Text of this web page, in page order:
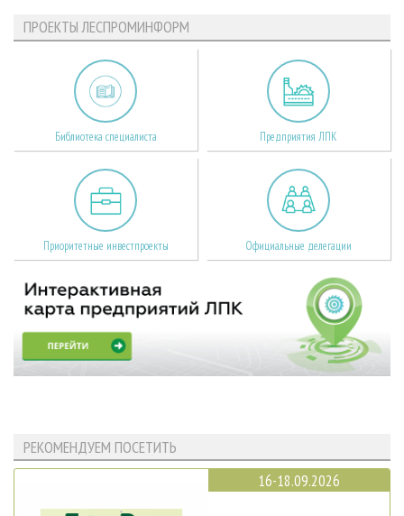
ПРОЕКТЫ ЛЕСПРОМИНФОРМ
Библиотека специалиста Предприятия ЛПК
Приоритетные инвестпроекты Официальные делегации
РЕКОМЕНДУЕМ ПОСЕТИТЬ
16-18.09.2026